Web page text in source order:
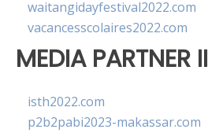
waitangidayfestival2022.com
vacancesscolaires2022.com
MEDIA PARTNER II
isth2022.com
p2b2pabi2023-makassar.com